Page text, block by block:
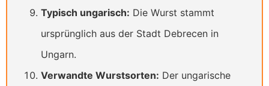
Typisch ungarisch: Die Wurst stammt
ursprünglich aus der Stadt Debrecen in
Ungarn.
Verwandte Wurstsorten: Der ungarische